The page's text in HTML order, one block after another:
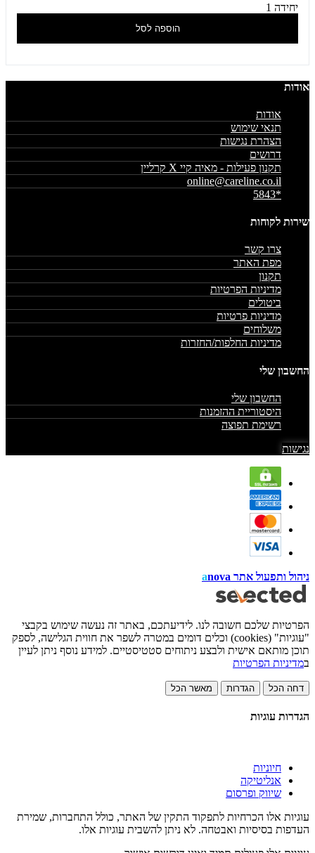
יחידה 1
הוספה לסל
אודות
אודות
תנאי שימוש
הצהרת נגישות
דרושים
תקנון פעילות - מאיה קיי X קרליין
online@careline.co.il
*5843
שירות לקוחות
צרו קשר
מפת האתר
תקנון
מדיניות הפרטיות
ביטולים
מדיניות פרטיות
משלוחים
מדיניות החלפות/החזרות
החשבון שלי
החשבון שלי
היסטוריית ההזמנות
רשימת תפוצה
נגישות
ניהול ותפעול אתר anova
הפרטיות שלכם חשובה לנו. לידיעתכם, באתר זה נעשה שימוש בקבצי
"עוגיות" (cookies) וכלים דומים במטרה לשפר את חווית הגלישה, לספק
תוכן מותאם אישית ולבצע ניתוחים סטטיסטיים. למידע נוסף ניתן לעיין
במדיניות הפרטיות
דחה הכל הגדרות מאשר הכל
הגדרות עוגיות
חיוניות
אנליטיקה
שיווק ופרסום
עוגיות אלו הכרחיות לתפקוד התקין של האתר, כולל התחברות, שמירת
העדפות בסיסיות ואבטחה. לא ניתן להשבית עוגיות אלו.